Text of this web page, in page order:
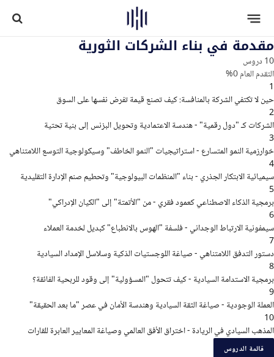
مقدمة في بناء الشركات الثورية
10 دروس
التقدم العام0%
1
حين لا تكتفي الشركة بالمنافسة: كيف تصنع قيمة تفرض نفسها على السوق
2
الشركات كـ "دول رقمية" - هندسة الاعتمادية وتحويل البزنس إلى بنية تحتية
3
خوارزمية النمو المتسارع - استراتيجيات "النمو الخاطف" وسيكولوجية التوسع اللامتناهي
4
سيميائية الابتكار الجذري - بناء "المنظمات البيولوجية" وتحطيم صنم الإدارة التقليدية
5
برمجية الذكاء الاصطناعي كعمود فقري - من "الأتمتة" إلى "الكيان الإدراكي"
6
سيمفونية الارتباط الوجداني - فلسفة "الهوس بالانطباع" كبديل لخدمة العملاء
7
دستور التدفق اللامتناهي - صياغة اللوجستيات الذكية وسلاسل الإمداد السيادية
8
برمجية الاستدامة السيادية - كيف تتحول "المسؤولية" إلى وقود للربحية الفائقة؟
9
العملة الوجودية - صياغة الثقة السيادية وهندسة الأمان في عصر "ما بعد الحقيقة"
10
المذهب السيادي في الريادة - اختراق الأفق العالمي وصياغة المعايير العابرة للقارات
قائمة الدروس